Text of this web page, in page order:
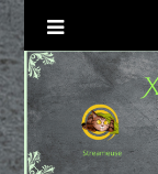
Skip
to
content
Xian
Autrice SFFF &